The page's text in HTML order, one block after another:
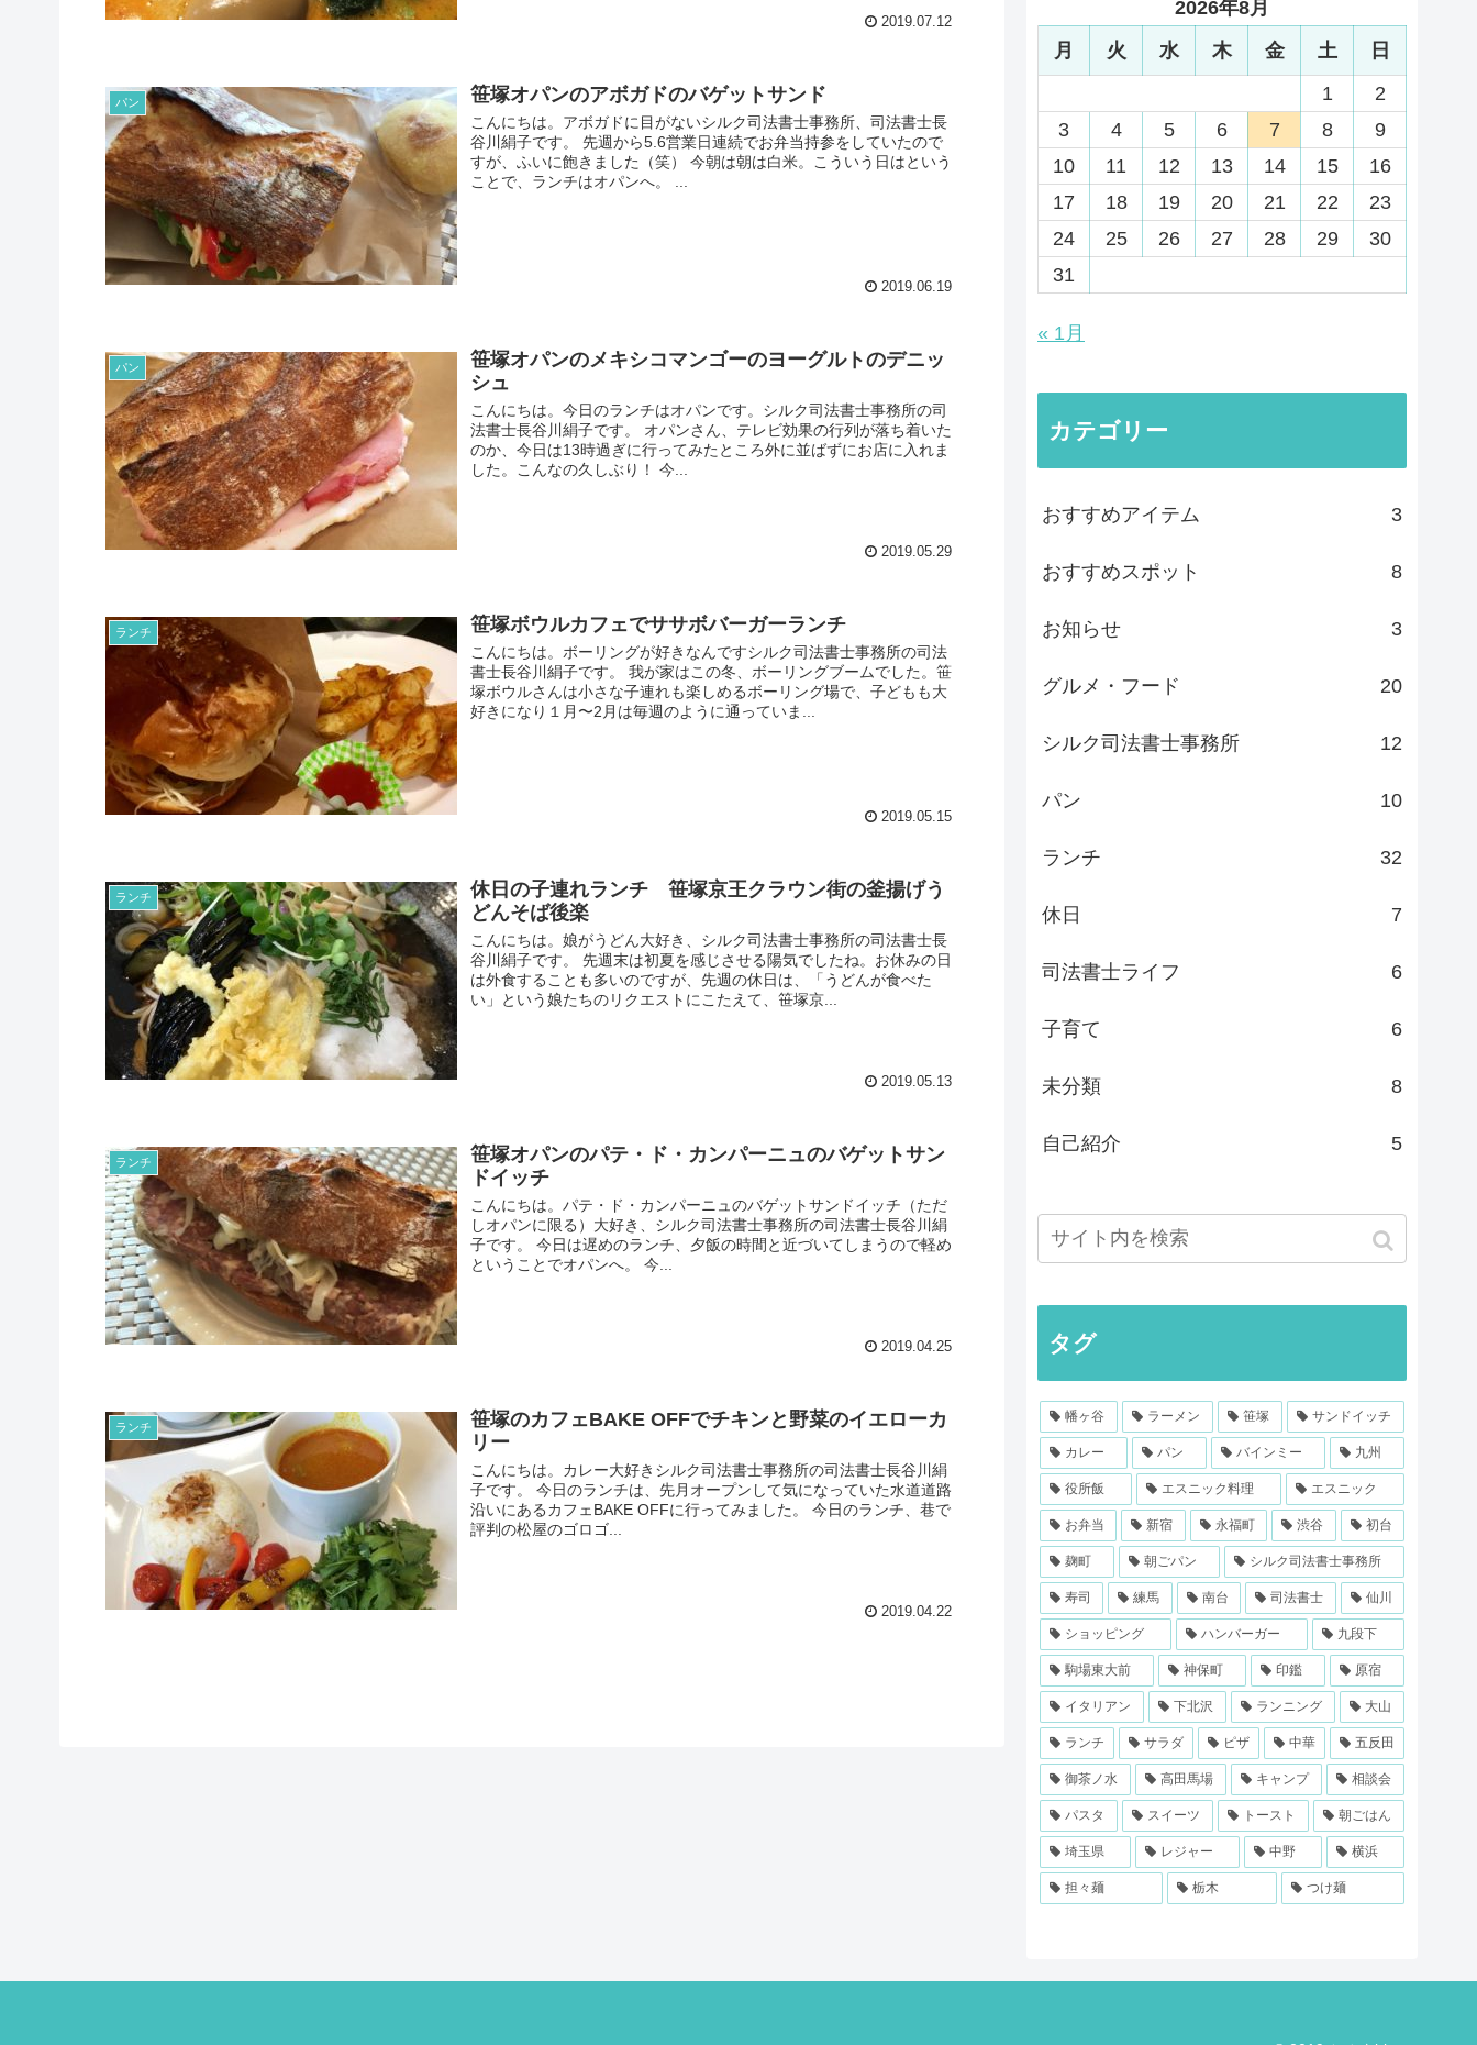
2019.07.12
パン 笹塚オパンのアボガドのバゲットサンド
こんにちは。アボガドに目がないシルク司法書士事務所、司法書士長
谷川絹子です。 先週から5.6営業日連続でお弁当持参をしていたので
すが、ふいに飽きました（笑） 今朝は朝は白米。こういう日はという
ことで、ランチはオパンへ。 ...
2019.06.19
パン
笹塚オパンのメキシコマンゴーのヨーグルトのデニッ
シュ
こんにちは。今日のランチはオパンです。シルク司法書士事務所の司
法書士長谷川絹子です。 オパンさん、テレビ効果の行列が落ち着いた
のか、今日は13時過ぎに行ってみたところ外に並ばずにお店に入れま
した。こんなの久しぶり！ 今...
2019.05.29
ランチ 笹塚ボウルカフェでササボバーガーランチ
こんにちは。ボーリングが好きなんですシルク司法書士事務所の司法
書士長谷川絹子です。 我が家はこの冬、ボーリングブームでした。笹
塚ボウルさんは小さな子連れも楽しめるボーリング場で、子どもも大
好きになり１月〜2月は毎週のように通っていま...
2019.05.15
ランチ
休日の子連れランチ 笹塚京王クラウン街の釜揚げう
どんそば後楽
こんにちは。娘がうどん大好き、シルク司法書士事務所の司法書士長
谷川絹子です。 先週末は初夏を感じさせる陽気でしたね。お休みの日
は外食することも多いのですが、先週の休日は、「うどんが食べた
い」という娘たちのリクエストにこたえて、笹塚京...
2019.05.13
ランチ
笹塚オパンのパテ・ド・カンパーニュのバゲットサン
ドイッチ
こんにちは。パテ・ド・カンパーニュのバゲットサンドイッチ（ただ
しオパンに限る）大好き、シルク司法書士事務所の司法書士長谷川絹
子です。 今日は遅めのランチ、夕飯の時間と近づいてしまうので軽め
ということでオパンへ。 今...
2019.04.25
ランチ
笹塚のカフェBAKE OFFでチキンと野菜のイエローカ
リー
こんにちは。カレー大好きシルク司法書士事務所の司法書士長谷川絹
子です。 今日のランチは、先月オープンして気になっていた水道道路
沿いにあるカフェBAKE OFFに行ってみました。 今日のランチ、巷で
評判の松屋のゴロゴ...
2019.04.22
2026年8月
月
火 水 木 金 土
日
1
2
3
4 5 6 7 8
9
10
11 12 13 14 15
16
17
18 19 20 21 22
23
24
25 26 27 28 29
30
31
« 1月
カテゴリー
おすすめアイテム 3
おすすめスポット 8
お知らせ 3
グルメ・フード 20
シルク司法書士事務所 12
パン 10
ランチ 32
休日 7
司法書士ライフ 6
子育て 6
未分類 8
自己紹介 5
タグ
幡ヶ谷 ラーメン 笹塚 サンドイッチ
カレー パン バインミー 九州
役所飯 エスニック料理 エスニック
お弁当 新宿 永福町 渋谷 初台
麹町 朝ごパン シルク司法書士事務所
寿司 練馬 南台 司法書士 仙川
ショッピング ハンバーガー 九段下
駒場東大前 神保町 印鑑 原宿
イタリアン 下北沢 ランニング 大山
ランチ サラダ ピザ 中華 五反田
御茶ノ水 高田馬場 キャンプ 相談会
パスタ スイーツ トースト 朝ごはん
埼玉県 レジャー 中野 横浜
担々麺 栃木 つけ麺